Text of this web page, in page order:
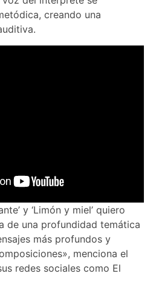
creando una
y ‘Limón y miel’ quiero
de una profundidad temática
más profundos y
menciona el
redes sociales como El